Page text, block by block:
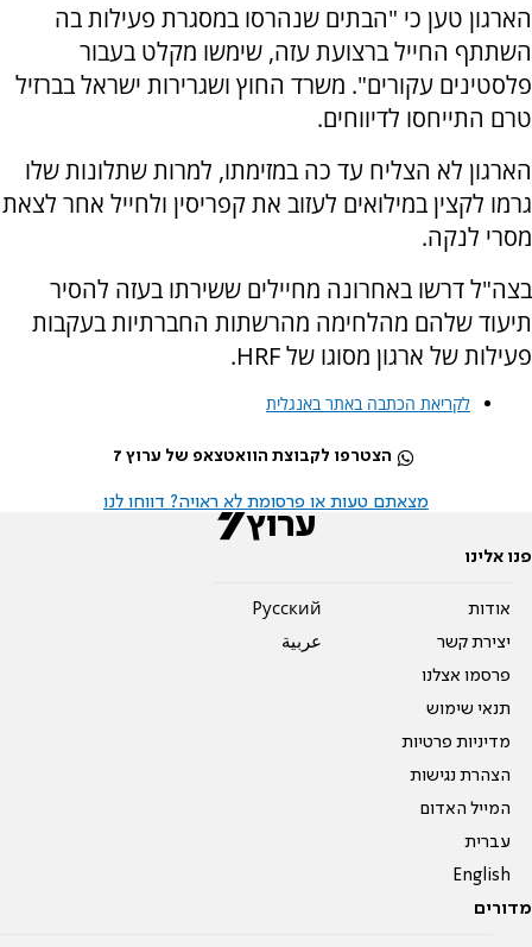
הארגון טען כי "הבתים שנהרסו במסגרת פעילות בה
השתתף החייל ברצועת עזה, שימשו מקלט בעבור
פלסטינים עקורים". משרד החוץ ושגרירות ישראל בברזיל
טרם התייחסו לדיווחים.
הארגון לא הצליח עד כה במזימתו, למרות שתלונות שלו
גרמו לקצין במילואים לעזוב את קפריסין ולחייל אחר לצאת
מסרי לנקה.
בצה"ל דרשו באחרונה מחיילים ששירתו בעזה להסיר
תיעוד שלהם מהלחימה מהרשתות החברתיות בעקבות
פעילות של ארגון מסוגו של HRF.
לקריאת הכתבה באתר באנגלית
הצטרפו לקבוצת הוואטצאפ של ערוץ 7
מצאתם טעות או פרסומת לא ראויה? דווחו לנו
פנו אלינו
אודות
יצירת קשר
פרסמו אצלנו
תנאי שימוש
מדיניות פרטיות
הצהרת נגישות
המייל האדום
עברית
English
Pусский
عربية
מדורים